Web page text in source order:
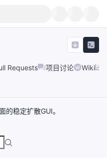
Requests 项目讨论 Wiki
的稳定扩散GUI。